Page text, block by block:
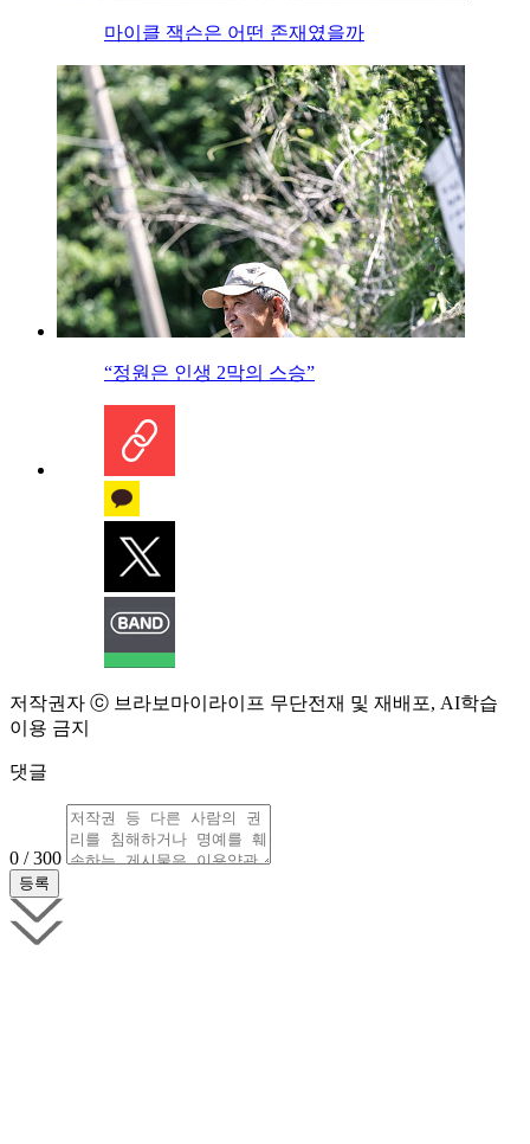
마이클 잭슨은 어떤 존재였을까
“정원은 인생 2막의 스승”
저작권자 ⓒ 브라보마이라이프 무단전재 및 재배포, AI학습
이용 금지
댓글
0 / 300